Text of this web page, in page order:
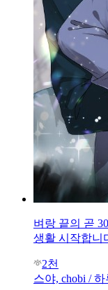
벼랑 끝의 곧
생활 시작합니
2천
스야, chobi / 하